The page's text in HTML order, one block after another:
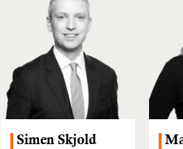
Simen Skjold